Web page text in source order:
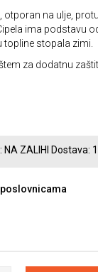
otporan na ulje,
ima podstavu
stopala zimi.
za dodatnu
NA ZALIHI Dostava: